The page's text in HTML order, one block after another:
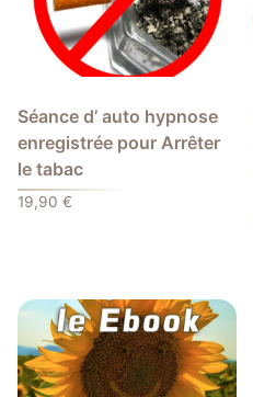
Séance d’ auto hypnose
enregistrée pour Arrêter
le tabac
19,90 €